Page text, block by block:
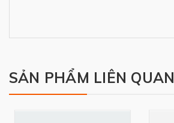
SẢN PHẨM LIÊN QUAN